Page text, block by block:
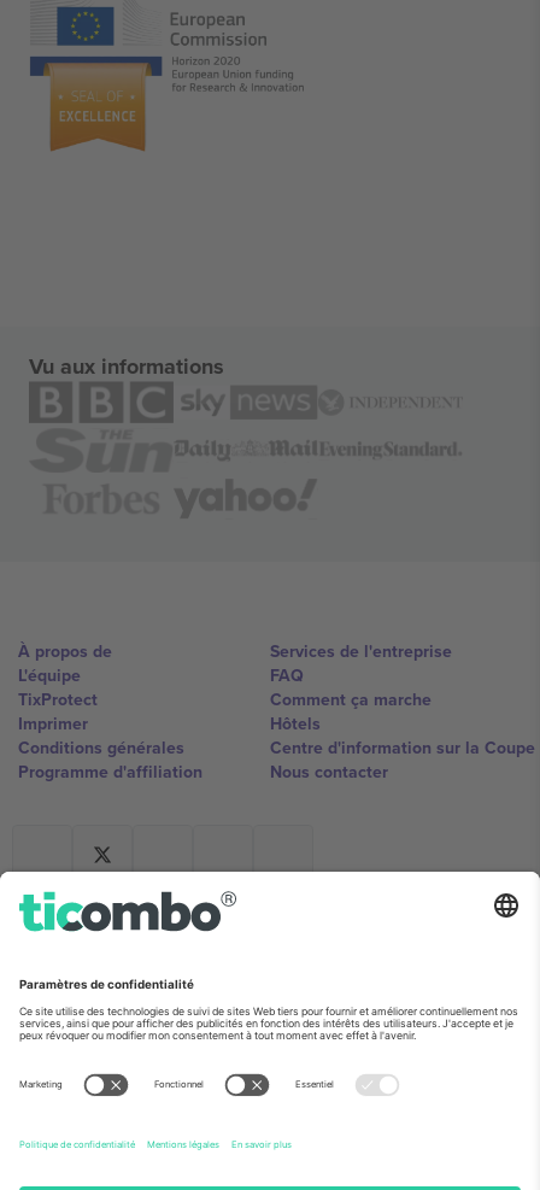
Vu aux informations
À propos de
L'équipe
TixProtect
Imprimer
Conditions générales
Programme d'affiliation
Services de l'entreprise
FAQ
Comment ça marche
Hôtels
Centre d'information sur la Coupe
Nous contacter
Ticombo France
Mimi Balkanska 132, 1540, Sofia,
Bulgaria
L'entité juridique du fournisseur de la plateforme peut changer en
détails, consultez la page spécifique de l'événement, les mentions